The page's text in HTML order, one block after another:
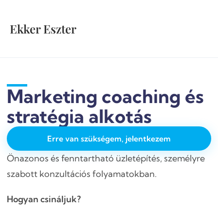
Ekker Eszter
Marketing coaching és
stratégia alkotás
Erre van szükségem, jelentkezem
Önazonos és fenntartható üzletépítés, személyre
szabott konzultációs folyamatokban.
Hogyan csináljuk?